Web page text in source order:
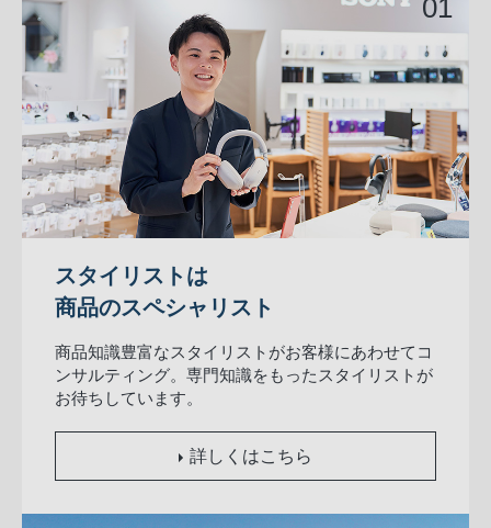
スタイリストは
商品のスペシャリスト
商品知識豊富なスタイリストがお客様にあわせてコ
ンサルティング。専門知識をもったスタイリストが
お待ちしています。
詳しくはこちら